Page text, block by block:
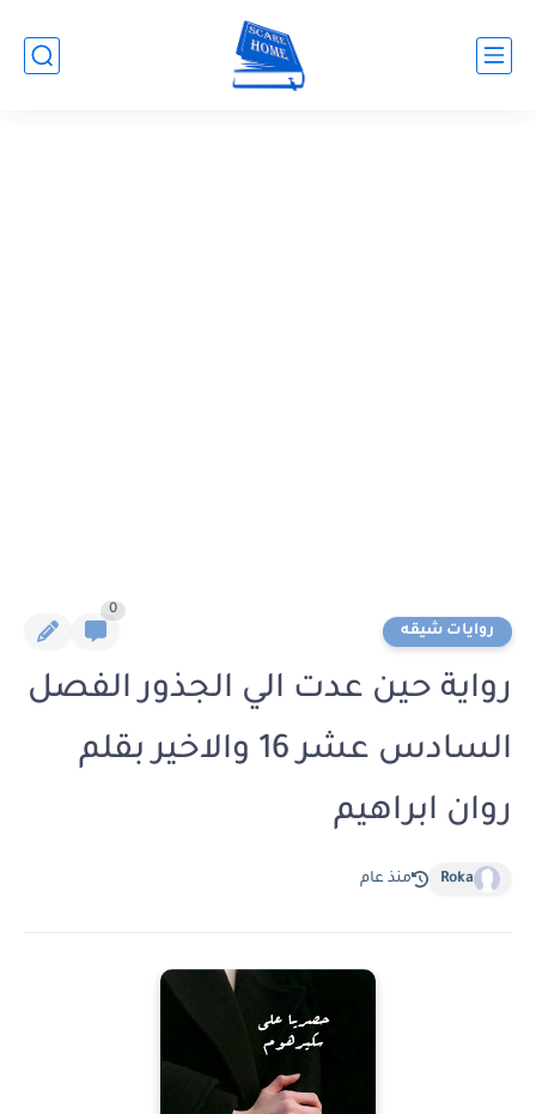
روايات شيقه
0
رواية حين عدت الي الجذور الفصل
السادس عشر 16 والاخير بقلم
روان ابراهيم
Roka منذ عام